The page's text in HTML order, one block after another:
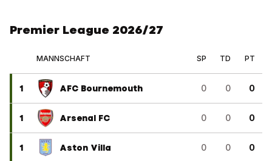
Premier League 2026/27
MANNSCHAFT SP TD PT
1 AFC Bournemouth 0 0 0
1 Arsenal FC 0 0 0
1 Aston Villa 0 0 0